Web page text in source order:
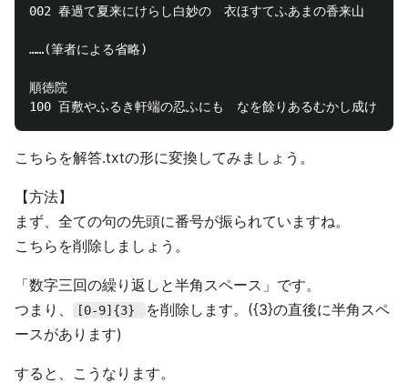
002 春過て夏来にけらし白妙の　衣ほすてふあまの香来山
……(筆者による省略)
順徳院
こちらを解答.txtの形に変換してみましょう。
【方法】
まず、全ての句の先頭に番号が振られていますね。
こちらを削除しましょう。
「数字三回の繰り返しと半角スペース」です。
つまり、
[0-9]{3}
を削除します。({3}の直後に半角スペ
ースがあります)
すると、こうなります。